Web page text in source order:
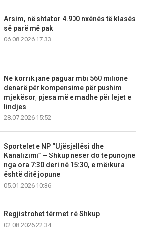
Arsim, në shtator 4.900 nxënës të klasës
së parë më pak
06.08.2026 17:33
Në korrik janë paguar mbi 560 milionë
denarë për kompensime për pushim
mjekësor, pjesa më e madhe për lejet e
lindjes
28.07.2026 15:52
Sportelet e NP “Ujësjellësi dhe
Kanalizimi” – Shkup nesër do të punojnë
nga ora 7:30 deri në 15:30, e mërkura
është ditë jopune
05.01.2026 10:36
Regjistrohet tërmet në Shkup
02.08.2026 22:34